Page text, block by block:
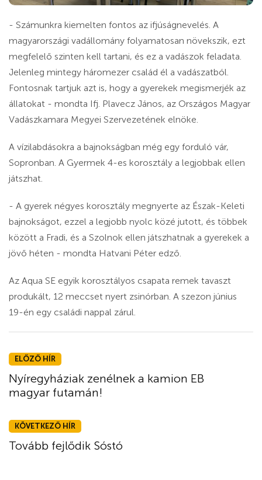
- Számunkra kiemelten fontos az ifjúságnevelés. A
magyarországi vadállomány folyamatosan növekszik, ezt
megfelelő szinten kell tartani, és ez a vadászok feladata.
Jelenleg mintegy háromezer család él a vadászatból.
Fontosnak tartjuk azt is, hogy a gyerekek megismerjék az
állatokat - mondta Ifj. Plavecz János, az Országos Magyar
Vadászkamara Megyei Szervezetének elnöke.
A vízilabdásokra a bajnokságban még egy forduló vár,
Sopronban. A Gyermek 4-es korosztály a legjobbak ellen
játszhat.
- A gyerek négyes korosztály megnyerte az Észak-Keleti
bajnokságot, ezzel a legjobb nyolc közé jutott, és többek
között a Fradi, és a Szolnok ellen játszhatnak a gyerekek a
jövő héten - mondta Hatvani Péter edző.
Az Aqua SE egyik korosztályos csapata remek tavaszt
produkált, 12 meccset nyert zsinórban. A szezon június
19-én egy családi nappal zárul.
ELŐZŐ HÍR
Nyíregyháziak zenélnek a kamion EB
magyar futamán!
KÖVETKEZŐ HÍR
Tovább fejlődik Sóstó